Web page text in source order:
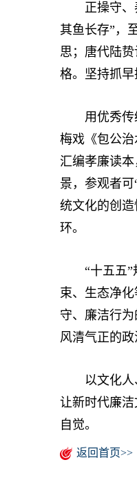
正操守、养
其鱼长存”，
思；唐代陆
格。坚持抓早
用优秀传统
梅戏《包公
汇编孝廉读
景，参观者
统文化的创
环。
“十五五”规
束、生态净
守、廉洁行
风清气正的政
以文化人、
让新时代廉
自觉。
返回首页>>